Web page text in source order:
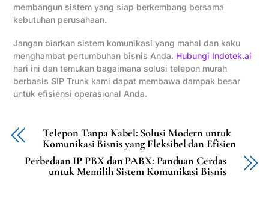
membangun sistem yang siap berkembang bersama
kebutuhan perusahaan.
Jangan biarkan sistem komunikasi yang mahal dan kaku
menghambat pertumbuhan bisnis Anda. Hubungi Indotek.ai
hari ini dan temukan bagaimana solusi telepon murah
berbasis SIP Trunk kami dapat membawa dampak besar
untuk efisiensi operasional Anda.
Telepon Tanpa Kabel: Solusi Modern untuk
Komunikasi Bisnis yang Fleksibel dan Efisien
Perbedaan IP PBX dan PABX: Panduan Cerdas
untuk Memilih Sistem Komunikasi Bisnis